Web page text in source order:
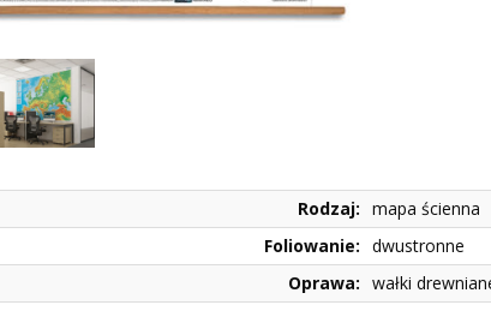
Rodzaj: mapa ścienna
Foliowanie: dwustronne
Oprawa: wałki